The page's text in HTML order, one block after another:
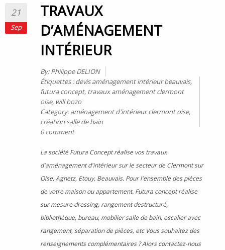
21
Sep
TRAVAUX
D’AMÉNAGEMENT
INTÉRIEUR
By:Philippe DELION
Étiquettes :devis aménagement intérieur beauvais,
futura concept, travaux aménagement clermont
oise, will bozo
Category:aménagement d'intérieur clermont oise,
création salle de bain
0 comment
La société Futura Concept réalise vos travaux
d'aménagement d'intérieur sur le secteur de Clermont sur
Oise, Agnetz, Etouy, Beauvais. Pour l'ensemble des pièces
de votre maison ou appartement. Futura concept réalise
sur mesure dressing, rangement destructuré,
bibliothèque, bureau, mobilier salle de bain, escalier avec
rangement, séparation de pièces, etc Vous souhaitez des
renseignements complémentaires ? Alors contactez-nous